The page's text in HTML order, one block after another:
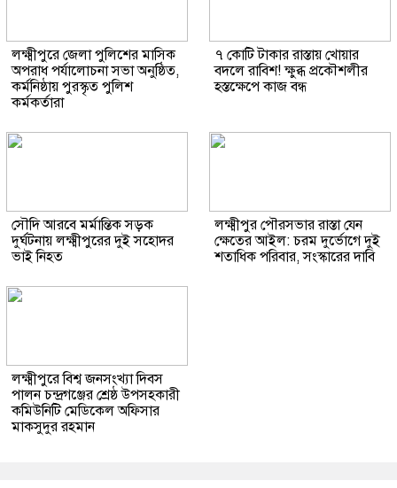
লক্ষ্মীপুরে জেলা পুলিশের মাসিক
অপরাধ পর্যালোচনা সভা অনুষ্ঠিত,
কর্মনিষ্ঠায় পুরস্কৃত পুলিশ
কর্মকর্তারা
৭ কোটি টাকার রাস্তায় খোয়ার
বদলে রাবিশ! ক্ষুব্ধ প্রকৌশলীর
হস্তক্ষেপে কাজ বন্ধ
সৌদি আরবে মর্মান্তিক সড়ক
দুর্ঘটনায় লক্ষ্মীপুরের দুই সহোদর
ভাই নিহত
লক্ষ্মীপুর পৌরসভার রাস্তা যেন
ক্ষেতের আইল: চরম দুর্ভোগে দুই
শতাধিক পরিবার, সংস্কারের দাবি
লক্ষ্মীপুরে বিশ্ব জনসংখ্যা দিবস
পালন চন্দ্রগঞ্জের শ্রেষ্ঠ উপসহকারী
কমিউনিটি মেডিকেল অফিসার
মাকসুদুর রহমান